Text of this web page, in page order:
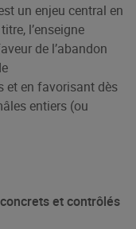
un enjeu central en
l’enseigne
de l’abandon
et en favorisant dès
entiers (ou
et contrôlés